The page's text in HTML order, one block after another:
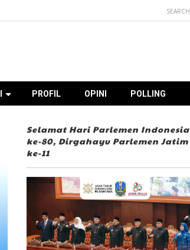
SEARCH
PROFIL OPINI POLLING
Selamat Hari Parlemen Indonesia
ke-80, Dirgahayu Parlemen Jatim
ke-11